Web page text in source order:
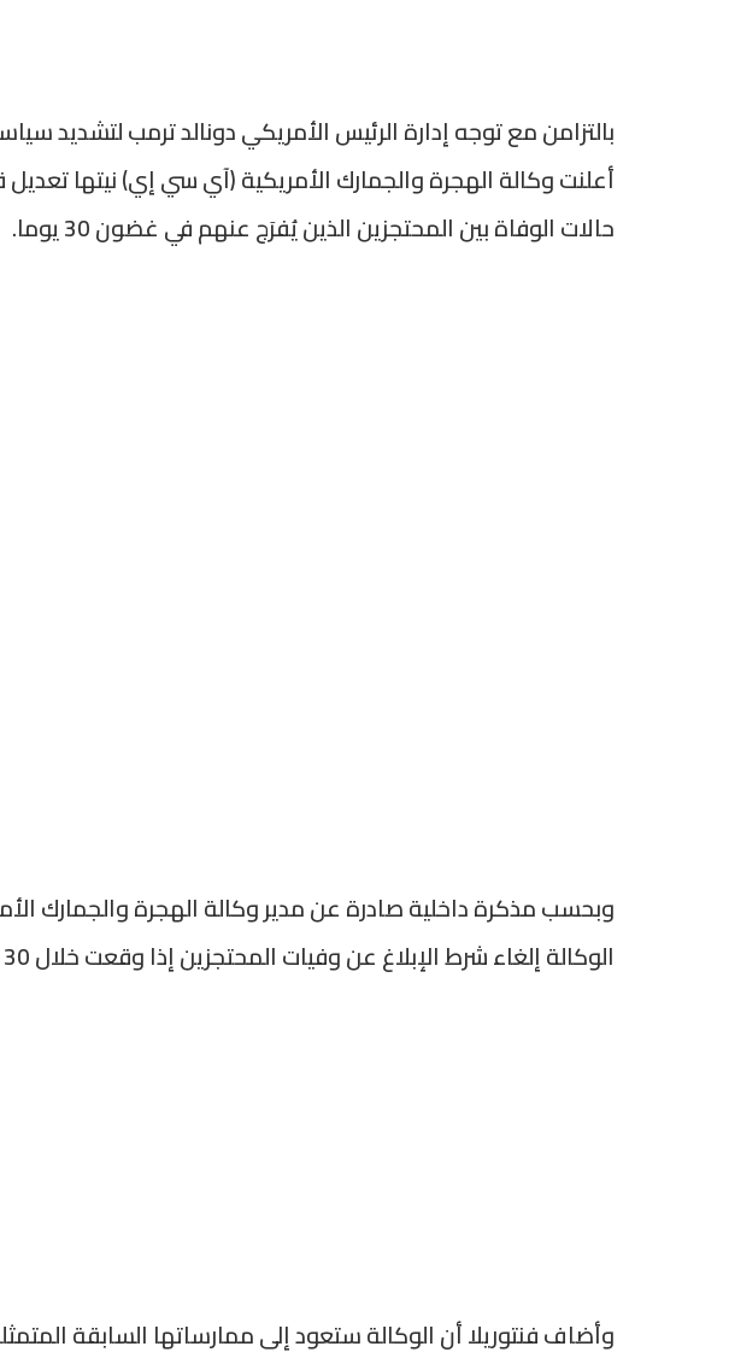
بالتزامن مع توجه إدارة الرئيس الأمريكي دونالد ترمب لتشديد
أعلنت وكالة الهجرة والجمارك الأمريكية (آي سي إي) نيتها
حالات الوفاة بين المحتجزين الذين يُفرَج عنهم في غضون 30 يوما.
وبحسب مذكرة داخلية صادرة عن مدير وكالة الهجرة والجمارك
الوكالة إلغاء شرط الإبلاغ عن وفيات المحتجزين إذا وقعت خلال 30 يوما من إطلاق سراحهم.
وأضاف فنتوريلا أن الوكالة ستعود إلى ممارساتها السابقة